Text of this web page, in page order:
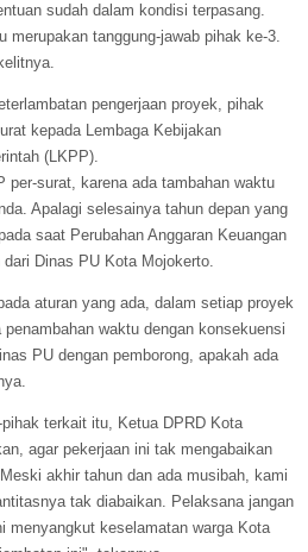
sudah dalam kondisi terpasang.
merupakan tanggung-jawab pihak ke-3.
pengerjaan proyek, pihak
kepada Lembaga Kebijakan
(LKPP).
per-surat, karena ada tambahan waktu
Apalagi selesainya tahun depan yang
saat Perubahan Anggaran Keuangan
Dinas PU Kota Mojokerto.
aturan yang ada, dalam setiap proyek
waktu dengan konsekuensi
PU dengan pemborong, apakah ada
terkait itu, Ketua DPRD Kota
agar pekerjaan ini tak mengabaikan
akhir tahun dan ada musibah, kami
tak diabaikan. Pelaksana jangan
menyangkut keselamatan warga Kota